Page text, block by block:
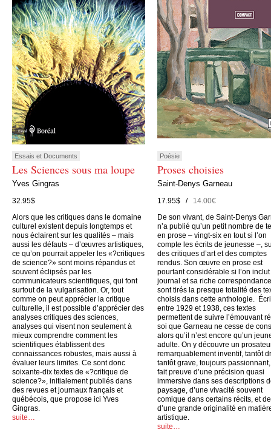
Essais et Documents
Les Sciences sous ma loupe
Yves Gingras
32.95$
Alors que les critiques dans le domaine
culturel existent depuis longtemps et
nous éclairent sur les qualités – mais
aussi les défauts – d’œuvres artistiques,
ce qu’on pourrait appeler les «?critiques
de science?» sont moins répandus et
souvent éclipsés par les
communicateurs scientifiques, qui font
surtout de la vulgarisation. Or, tout
comme on peut apprécier la critique
culturelle, il est possible d’apprécier des
analyses critiques des sciences,
analyses qui visent non seulement à
mieux comprendre comment les
scientifiques établissent des
connaissances robustes, mais aussi à
évaluer leurs limites. Ce sont donc
soixante-dix textes de «?critique de
science?», initialement publiés dans
des revues et journaux français et
québécois, que propose ici Yves
Gingras.
suite…
Poésie
Proses choisies
Saint-Denys Garneau
17.95$ /14.00€
De son vivant, de Saint-Denys
n’a publié qu’un petit nombre de
en prose – vingt-six en tout si l’on
compte les écrits de jeunesse –,
des critiques d’art et des comptes
rendus. Son œuvre en prose est
pourtant considérable si l’on
journal et sa riche
sont tirés la presque totalité des
choisis dans cette anthologie.
entre 1929 et 1938, ces textes
permettent de suivre l’émouvant
soi que Garneau ne cesse de
alors qu’il n’est encore qu’un
adulte. On y découvre un
remarquablement inventif, tantôt
tantôt grave, toujours
fait preuve d’une précision quasi
immersive dans ses descriptions
paysage, d’une vivacité souvent
comique dans certains récits, et
d’une grande originalité en
artistique.
suite…